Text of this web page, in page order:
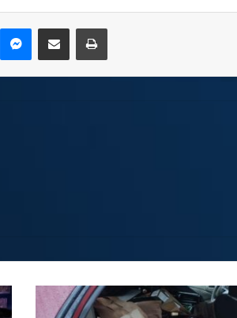
MessengerCompartir por correo electrónicoImprimir
Autoridades
detienen